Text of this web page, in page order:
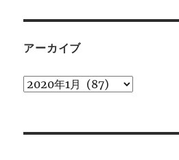
ー
アーカイブ
ア